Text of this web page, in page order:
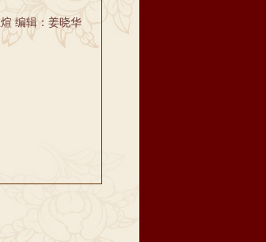
编辑：姜晓华